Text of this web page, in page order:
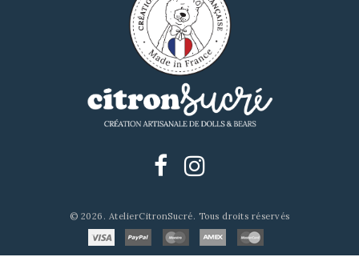
© 2026. AtelierCitronSucré. Tous droits réservés